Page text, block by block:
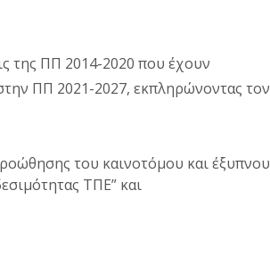
της ΠΠ 2014-2020 που έχουν
ΠΠ 2021-2027, εκπληρώνοντας τον
του καινοτόμου και έξυπνου
ΤΠΕ” και